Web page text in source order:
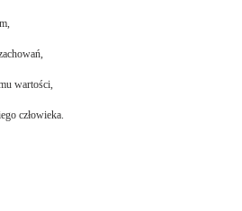
wartości,
człowieka.